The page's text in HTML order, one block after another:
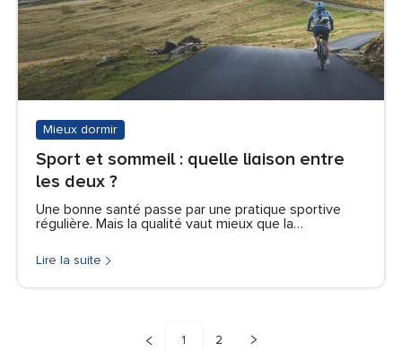
Mieux dormir
Sport et sommeil : quelle liaison entre
les deux ?
Une bonne santé passe par une pratique sportive
régulière. Mais la qualité vaut mieux que la…
Lire la suite
1 2